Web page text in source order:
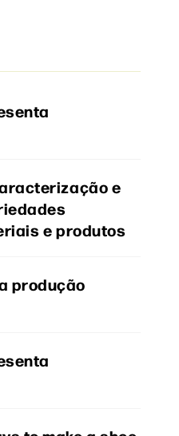
e
e produtos
produção